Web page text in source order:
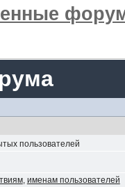
пользователей
, именам пользователей